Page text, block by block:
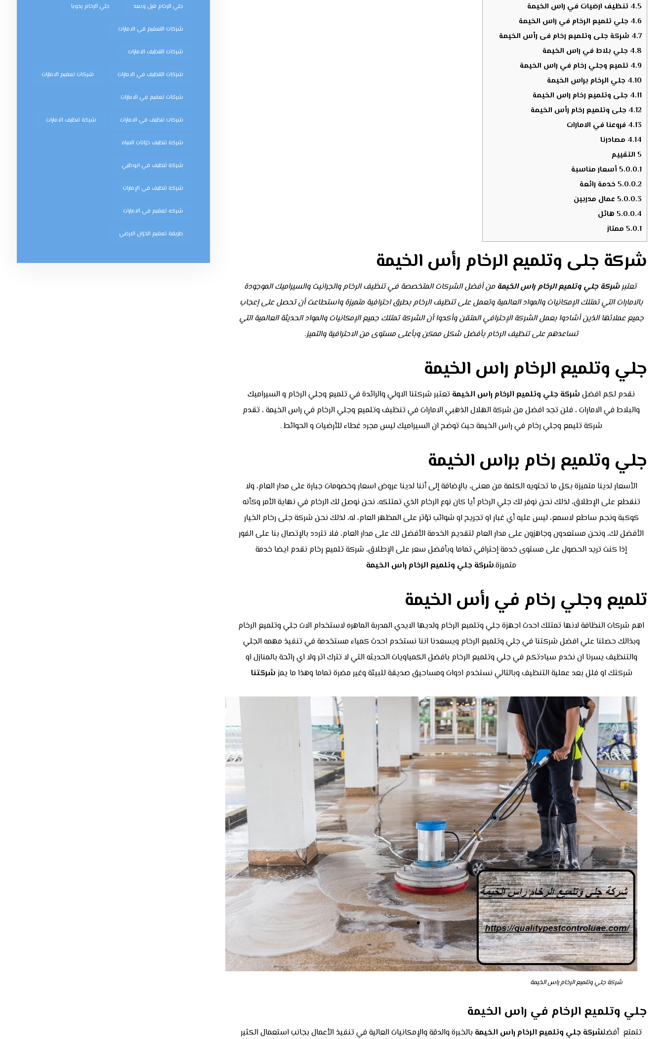
4.5 تنظيف ارضيات في راس الخيمة
4.6 جلي تلميع الرخام في راس الخيمة
4.7 شركة جلى وتلميع رخام فى رأس الخيمة
4.8 جلي بلاط في راس الخيمة
4.9 تلميع وجلي رخام في راس الخيمة
4.10 جلي الرخام براس الخيمة
4.11 جلى وتلميع رخام راس الخيمة
4.12 جلى وتلميع رخام رأس الخيمة
4.13 فروعنا في الامارات
4.14 مصادرنا
5التقييم
5.0.0.1أسعار مناسبة
5.0.0.2خدمة رائعة
5.0.0.3عمال مدربين
5.0.0.4هائل
5.0.1ممتاز
شركة جلى وتلميع الرخام رأس الخيمة
تعتبرشركة جلي وتلميع الرخام راس الخيمةمن أفضل الشركات المتخصصة في تنظيف الرخام والجرانيت والسيراميك الموجودة
بالامارات التي تمتلك الإمكانيات والمواد العالمية وتعمل على تنظيف الرخام بطرق احترافية متميزة واستطاعت أن تحصل على إعجاب
جميع عملائها الذين أشادوا بعمل الشركة الإحترافي المتقن وأكدوا أن الشركة تمتلك جميع الإمكانيات والمواد الحديثة العالمية التي
تساعدهم على تنظيف الرخام بأفضل شكل ممكن وبأعلى مستوى من الاحترافية والتميز.
جلي وتلميع الرخام راس الخيمة
نقدم لكم افضل شركة جلي وتلميع الرخام راس الخيمة تعتبر شركتنا الاولي والرائدة في تلميع وجلي الرخام و السيراميك
والبلاط في الامارات ، فلن تجد افضل من شركة الهلال الذهبي الامارات في تنظيف وتلميع وجلي الرخام في راس الخيمة ، تقدم
شركة تليمع وجلي رخام في راس الخيمة حيث توضح ان السيراميك ليس مجرد غطاء للأرضيات و الحوائط .
جلي وتلميع رخام براس الخيمة
الأسعار لدينا متميزة بكل ما تحتويه الكلمة من معنى، بالإضافة إلى أننا لدينا عروض اسعار وخصومات جبارة على مدار العام، ولا
تنقطع على الإطلاق، لذلك نحن نوفر لك جلي الرخام أيا كان نوع الرخام الذي تمتلكه، نحن نوصل لك الرخام في نهاية الأمر وكأنه
كوكبة ونجم ساطع لاسمع، ليس عليه أي غبار او تجريح او شوائب تؤثر على المظهر العام، له، لذلك نحن شركة جلى رخام الخيار
الأفضل لك، ونحن مستعدون وجاهزون على مدار العام لتقديم الخدمة الأفضل لك على مدار العام، فلا تتردد بالإتصال بنا على الفور
إذا كنت تريد الحصول على مستوى خدمة إحترافي تماما وبأفضل سعر على الإطلاق، شركة تلميع رخام نقدم ايضا خدمة
متميزة.شركة جلي وتلميع الرخام راس الخيمة
تلميع وجلي رخام في رأس الخيمة
اهم شركات النظافة لانها تمتلك احدث اجهزة جلي وتلميع الرخام ولديها الايدي المدربة الماهره لاستخدام الات جلي وتلميع الرخام
وبذالك حصلنا علي افضل شركتنا في جلي وتلميع الرخام ويسعدنا اننا نستخدم احدث كمياء مستخدمة في تنفيذ مهمه الجلي
والتنظيف يسرنا ان نخدم سيادتكم في جلي وتلميع الرخام بافضل الكمياويات الحديثه التي لا تترك اثر ولا اي رائحة بالمنازل او
شركتك او فلل بعد عملية التنظيف وبالتالي نستخدم ادوات ومساحيق صديقة للبيئة وغير مضرة تماما وهذا ما يمز شركتنا
شركة جلي وتلميع الرخام راس الخيمة
جلي وتلميع الرخام في راس الخيمة
تتمتع أفضلشركة جلي وتلميع الرخام راس الخيمة بالخبرة والدقة والإمكانيات العالية في تنفيذ الأعمال بجانب استعمال الكثير
جلي الرخام قبل وبعد جلي الرخام يدويا
شركات التعقيم في الامارات
شركات التنظيف الامارات
شركات التنظيف في الامارات شركات تعقيم الامارات
شركات تعقيم في الامارات
شركات تنظيف في الامارات شركة تنظيف الامارات
شركة تنظيف خزانات المياه
شركة تنظيف في ابوظبي
شركة تنظيف في الإمارات
شركه تعقيم في الامارات
طريقة تعقيم الخزان الارضي